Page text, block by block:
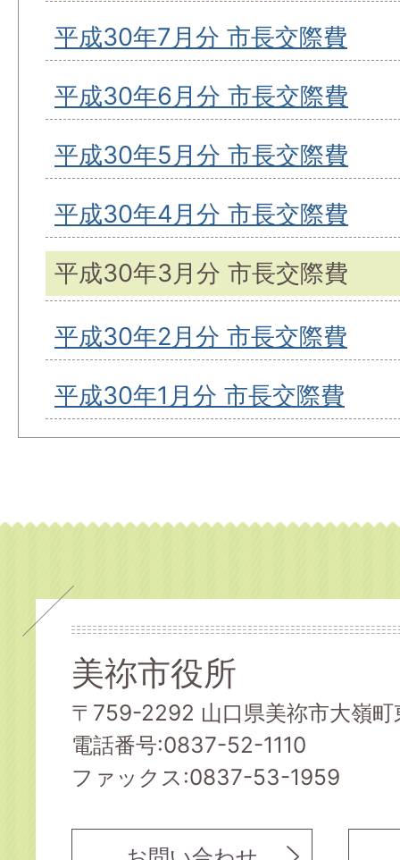
平成30年7月分 市長交際費
平成30年6月分 市長交際費
平成30年5月分 市長交際費
平成30年4月分 市長交際費
平成30年3月分 市長交際費
平成30年2月分 市長交際費
平成30年1月分 市長交際費
美祢市役所
〒759-2292 山口県美祢市大嶺
電話番号:0837-52-1110
ファックス:0837-53-1959